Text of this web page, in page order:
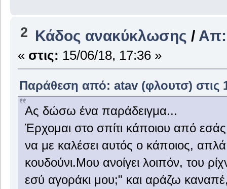
2 Κάδος ανακύκλωσης / Απ:
« στις: 15/06/18, 17:36 »
Παράθεση από: atav (φλουτσ) στις
Ας δώσω ένα παράδειγμα...
Έρχομαι στο σπίτι κάποιου από
να με καλέσει αυτός ο κάποιος,
κουδούνι.Μου ανοίγει λοιπόν, του
εσύ αγοράκι μου;" και αράζω